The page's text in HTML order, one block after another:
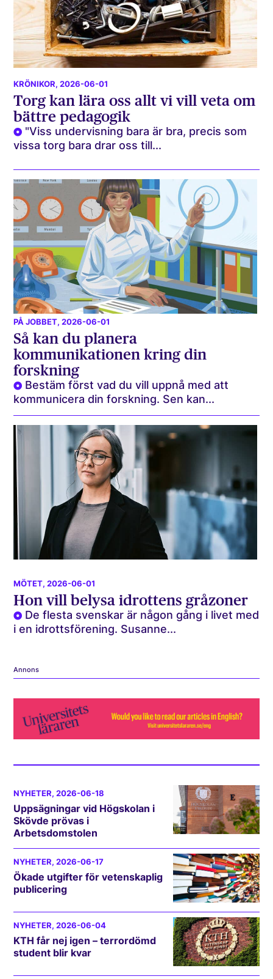
KRÖNIKOR, 2026-06-01
Torg kan lära oss allt vi vill veta om
bättre pedagogik
"Viss undervisning bara är bra, precis som
vissa torg bara drar oss till...
PÅ JOBBET, 2026-06-01
Så kan du planera
kommunikationen kring din
forskning
Bestäm först vad du vill uppnå med att
kommunicera din forskning. Sen kan...
MÖTET, 2026-06-01
Hon vill belysa idrottens gråzoner
De flesta svenskar är någon gång i livet med
i en idrottsförening. Susanne...
Annons
NYHETER, 2026-06-18
Uppsägningar vid Högskolan i
Skövde prövas i
Arbetsdomstolen
NYHETER, 2026-06-17
Ökade utgifter för vetenskaplig
publicering
NYHETER, 2026-06-04
KTH får nej igen – terrordömd
student blir kvar